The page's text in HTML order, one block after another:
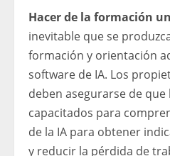
Hacer de la formación
inevitable que se
formación y orientación
software de IA. Los
deben asegurarse de
capacitados para
de la IA para obtener
y reducir la pérdida de